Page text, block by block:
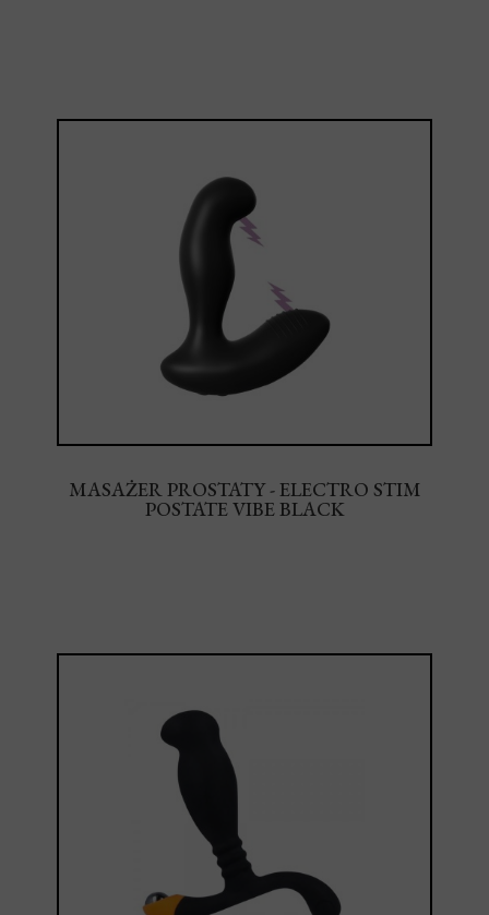
MASAŻER PROSTATY - ELECTRO STIM
POSTATE VIBE BLACK